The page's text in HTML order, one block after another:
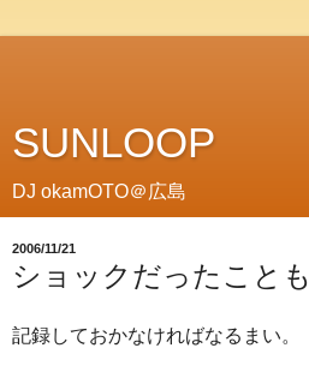
SUNLOOP
DJ okamOTO＠広島
2006/11/21
ショックだったことも
記録しておかなければなるまい。